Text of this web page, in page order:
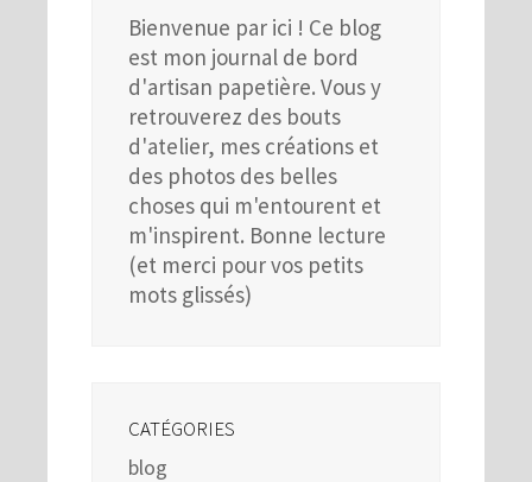
Bienvenue par ici ! Ce blog
est mon journal de bord
d'artisan papetière. Vous y
retrouverez des bouts
d'atelier, mes créations et
des photos des belles
choses qui m'entourent et
m'inspirent. Bonne lecture
(et merci pour vos petits
mots glissés)
CATÉGORIES
blog